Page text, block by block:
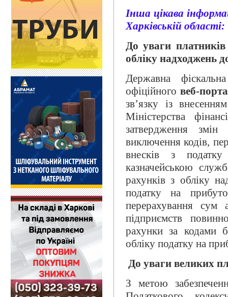
Інша цікава
Харківській області:
До уваги
обліку надходжень
Державна
офіційноговеб-
зв’язку із
Міністерства
затвердження
виключення кодів,
внесків з
казначейською
рахунків з обліку
податку на
перерахування сум
підприємств
рахунки за кодами
обліку податку на
До уваги великих
З метою